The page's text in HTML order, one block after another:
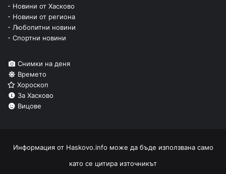
- Новини от Хасково
- Новини от региона
- Любопитни новини
- Спортни новини
Снимки на деня
Времето
Хороскоп
За Хасково
Вицове
Информация от Haskovo.info може да бъде използвана само
като се цитира източникът